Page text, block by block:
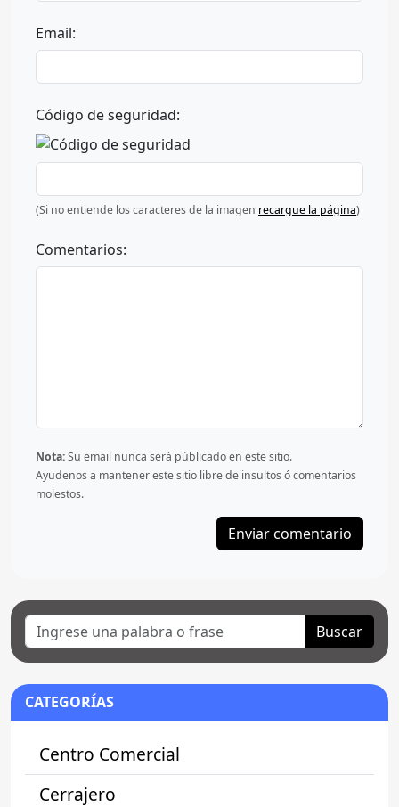
Email:
Código de seguridad:
(Si no entiende los caracteres de la imagen recargue la página)
Comentarios:
Nota:Su email nunca será públicado en este sitio.
Ayudenos a mantener este sitio libre de insultos ó comentarios
molestos.
Buscar
CATEGORÍAS
Centro Comercial
Cerrajero